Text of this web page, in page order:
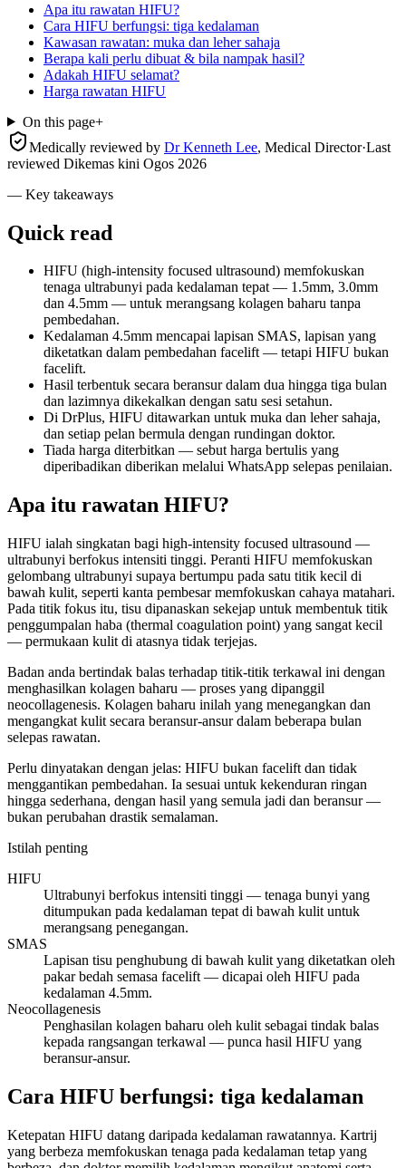
Apa itu rawatan HIFU?
Cara HIFU berfungsi: tiga kedalaman
Kawasan rawatan: muka dan leher sahaja
Berapa kali perlu dibuat & bila nampak hasil?
Adakah HIFU selamat?
Harga rawatan HIFU
On this page+
Medically reviewed by Dr Kenneth Lee, Medical Director·Last
reviewed Dikemas kini Ogos 2026
— Key takeaways
Quick read
HIFU (high-intensity focused ultrasound) memfokuskan
tenaga ultrabunyi pada kedalaman tepat — 1.5mm, 3.0mm
dan 4.5mm — untuk merangsang kolagen baharu tanpa
pembedahan.
Kedalaman 4.5mm mencapai lapisan SMAS, lapisan yang
diketatkan dalam pembedahan facelift — tetapi HIFU bukan
facelift.
Hasil terbentuk secara beransur dalam dua hingga tiga bulan
dan lazimnya dikekalkan dengan satu sesi setahun.
Di DrPlus, HIFU ditawarkan untuk muka dan leher sahaja,
dan setiap pelan bermula dengan rundingan doktor.
Tiada harga diterbitkan — sebut harga bertulis yang
diperibadikan diberikan melalui WhatsApp selepas penilaian.
Apa itu rawatan HIFU?
HIFU ialah singkatan bagi high-intensity focused ultrasound —
ultrabunyi berfokus intensiti tinggi. Peranti HIFU memfokuskan
gelombang ultrabunyi supaya bertumpu pada satu titik kecil di
bawah kulit, seperti kanta pembesar memfokuskan cahaya matahari.
Pada titik fokus itu, tisu dipanaskan sekejap untuk membentuk titik
penggumpalan haba (thermal coagulation point) yang sangat kecil
— permukaan kulit di atasnya tidak terjejas.
Badan anda bertindak balas terhadap titik-titik terkawal ini dengan
menghasilkan kolagen baharu — proses yang dipanggil
neocollagenesis. Kolagen baharu inilah yang menegangkan dan
mengangkat kulit secara beransur-ansur dalam beberapa bulan
selepas rawatan.
Perlu dinyatakan dengan jelas: HIFU bukan facelift dan tidak
menggantikan pembedahan. Ia sesuai untuk kekenduran ringan
hingga sederhana, dengan hasil yang semula jadi dan beransur —
bukan perubahan drastik semalaman.
Istilah penting
HIFU
Ultrabunyi berfokus intensiti tinggi — tenaga bunyi yang
ditumpukan pada kedalaman tepat di bawah kulit untuk
merangsang penegangan.
SMAS
Lapisan tisu penghubung di bawah kulit yang diketatkan oleh
pakar bedah semasa facelift — dicapai oleh HIFU pada
kedalaman 4.5mm.
Neocollagenesis
Penghasilan kolagen baharu oleh kulit sebagai tindak balas
kepada rangsangan terkawal — punca hasil HIFU yang
beransur-ansur.
Cara HIFU berfungsi: tiga kedalaman
Ketepatan HIFU datang daripada kedalaman rawatannya. Kartrij
yang berbeza memfokuskan tenaga pada kedalaman tetap yang